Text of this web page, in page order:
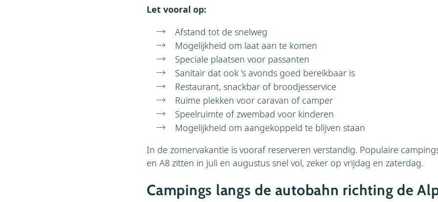
Let vooral op:
Afstand tot de snelweg
Mogelijkheid om laat aan te komen
Speciale plaatsen voor passanten
Sanitair dat ook ’s avonds goed bereikbaar is
Restaurant, snackbar of broodjesservice
Ruime plekken voor caravan of camper
Speelruimte of zwembad voor kinderen
Mogelijkheid om aangekoppeld te blijven staan
In de zomervakantie is vooraf reserveren verstandig. Populaire
en A8 zitten in juli en augustus snel vol, zeker op vrijdag en zaterdag.
Campings langs de autobahn richting de